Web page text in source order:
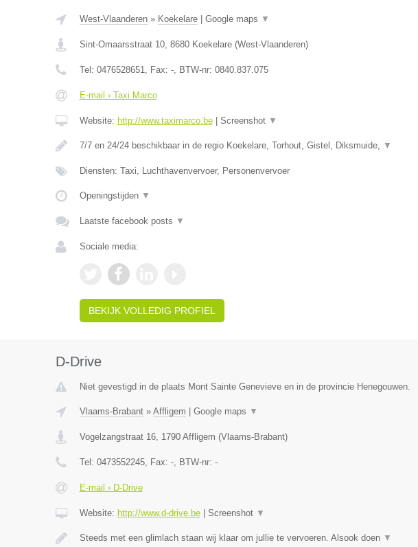
West-Vlaanderen» Koekelare| Google maps ▼
Sint-Omaarsstraat 10, 8680 Koekelare(West-Vlaanderen)
Tel: 0476528651, Fax: -, BTW-nr: 0840.837.075
E-mail › Taxi Marco
Website: http://www.taximarco.be| Screenshot ▼
7/7 en 24/24 beschikbaar in de regio Koekelare, Torhout, Gistel, Diksmuide, ▼
Diensten: Taxi, Luchthavenvervoer, Personenvervoer
Openingstijden ▼
Laatste facebook posts ▼
Sociale media:
BEKIJK VOLLEDIG PROFIEL
D-Drive
Niet gevestigd in de plaats Mont Sainte Genevieve en in de provincie Henegouwen.
Vlaams-Brabant» Affligem Google maps ▼
Vogelzangstraat 16, 1790 Affligem (Vlaams-Brabant)
Tel: 0473552245, Fax: -, BTW-nr: -
E-mail › D-Drive
Website: http://www.d-drive.be| Screenshot ▼
Steeds met een glimlach staan wij klaar om jullie te vervoeren. Alsook doen ▼